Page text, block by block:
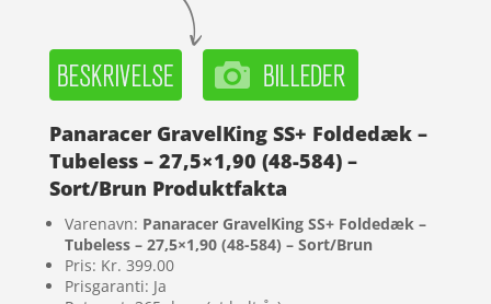
Panaracer GravelKing SS+ Foldedæk –
Tubeless – 27,5×1,90 (48-584) –
Sort/Brun Produktfakta
Varenavn: Panaracer GravelKing SS+ Foldedæk –
Tubeless – 27,5×1,90 (48-584) – Sort/Brun
Pris: Kr. 399.00
Prisgaranti: Ja